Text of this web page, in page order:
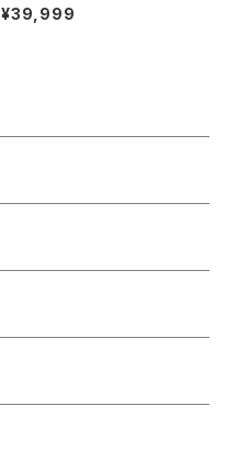
インダストリアル 有圧換気
扇 工業系 100V対応可能
¥39,999